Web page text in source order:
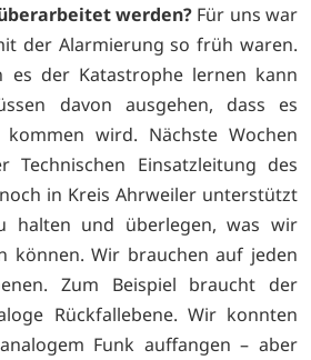
werden? Für uns war
der Alarmierung so früh waren.
es der Katastrophe lernen kann
davon ausgehen, dass es
wird. Nächste Wochen
Einsatzleitung des
in Kreis Ahrweiler unterstützt
halten und überlegen, was wir
können. Wir brauchen auf jeden
Zum Beispiel braucht der
Rückfallebene. Wir konnten
Funk auffangen – aber